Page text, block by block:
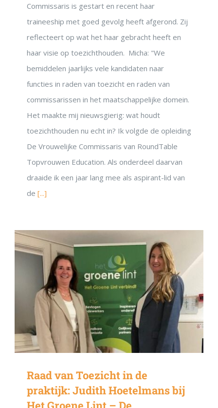
Commissaris is gestart en recent haar
traineeship met goed gevolg heeft afgerond. Zij
reflecteert op wat het haar gebracht heeft en
haar visie op toezichthouden. Micha: "We
bemiddelen jaarlijks vele kandidaten naar
functies in raden van toezicht en raden van
commissarissen in het maatschappelijke domein.
Het maakte mij nieuwsgierig: wat houdt
toezichthouden nu echt in? Ik volgde de opleiding
De Vrouwelijke Commissaris van RoundTable
Topvrouwen Education. Als onderdeel daarvan
draaide ik een jaar lang mee als aspirant-lid van
de [...]
Raad van Toezicht in de
praktijk: Judith Hoetelmans bij